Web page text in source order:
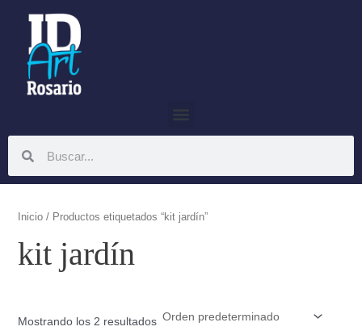
contenido
Inicio/ Productos etiquetados “kit jardín”
kit jardín
Mostrando los 2 resultados